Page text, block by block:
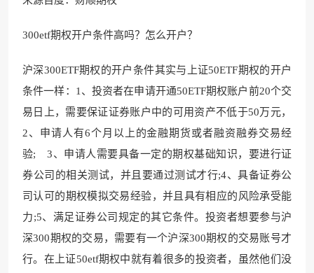
300etf期权开户条件高吗？怎么开户？
沪深300ETF期权的开户条件其实与上证50ETF期权的开户
条件一样：1、投资者在申请开通50ETF期权账户前20个交
易日上，需要保证证券账户中的可用资产不低于50万元，
2、申请人有6个月以上的金融期货或者融资融券交易经
验; 3、申请人需要具备一定的期权基础知识，要进行证
券公司的相关测试，并且要通过测试才行;4、具备证券公
司认可的期权模拟交易经验，并且具有相应的风险承受能
力;5、满足证券公司规定的其它条件。投资者想要参与沪
深300期权的交易，需要有一个沪深300期权的交易账号才
行。在上证50etf期权中就有着很多的投资者，虽然他们没